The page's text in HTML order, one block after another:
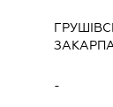
-